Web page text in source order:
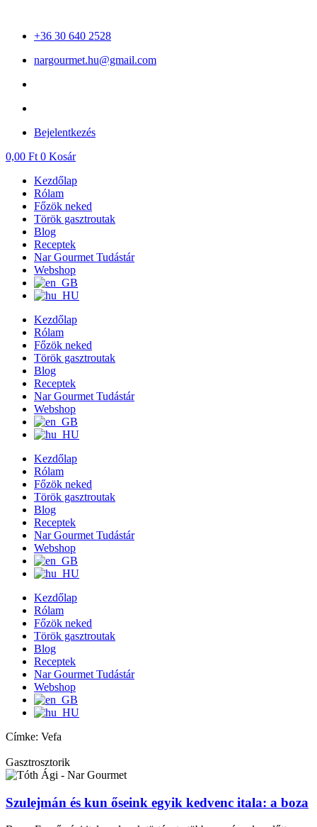
tartalomhoz+36 30 640 2528
nargourmet.hu@gmail.com
Bejelentkezés
0,00 Ft 0 Kosár
Kezdőlap
Rólam
Főzök neked
Török gasztroutak
Blog
Receptek
Nar Gourmet Tudástár
Webshop
Kezdőlap
Rólam
Főzök neked
Török gasztroutak
Blog
Receptek
Nar Gourmet Tudástár
Webshop
Kezdőlap
Rólam
Főzök neked
Török gasztroutak
Blog
Receptek
Nar Gourmet Tudástár
Webshop
Kezdőlap
Rólam
Főzök neked
Török gasztroutak
Blog
Receptek
Nar Gourmet Tudástár
Webshop
Címke: Vefa
Gasztrosztorik
Szulejmán és kun őseink egyik kedvenc itala: a boza